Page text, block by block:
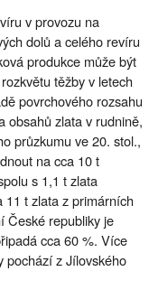
v provozu na
dolů a celého revíru
produkce může být
těžby v letech
povrchového rozsahu
obsahů zlata v rudnině,
průzkumu ve 20. stol.,
na cca 10 t
s 1,1 t zlata
11 t zlata z primárních
České republiky je
cca 60 %. Více
pochází z Jílovského